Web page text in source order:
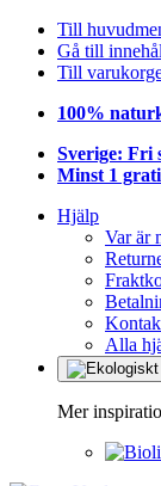
Till
Gå till
Till
100%
Sverige: Fri
Minst 1
Hjälp
Var är
Alla
Mer